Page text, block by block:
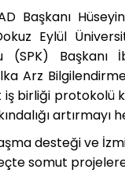
Başkanı
Eylül
(SPK)
Arz
iş birliği
artırmayı
desteği ve
somut